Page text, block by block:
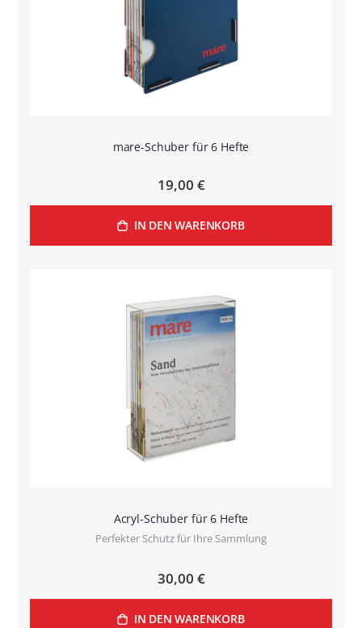
mare-Schuber für 6 Hefte
19,00 €
IN DEN WARENKORB
Acryl-Schuber für 6 Hefte
Perfekter Schutz für Ihre Sammlung
30,00 €
IN DEN WARENKORB